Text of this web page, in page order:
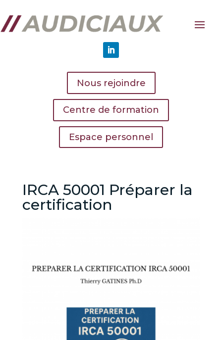
Nous rejoindre
Centre de formation
Espace personnel
IRCA 50001 Préparer la
certification